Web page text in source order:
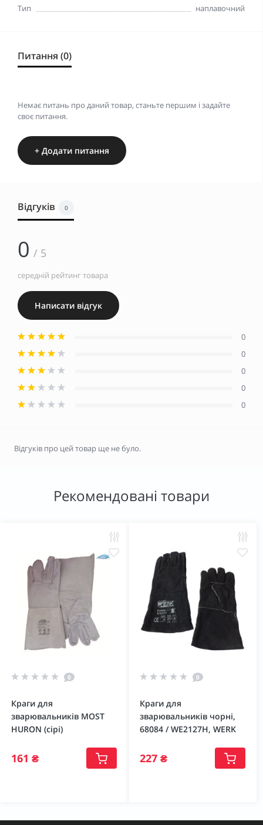
Тип
наплавочний
Питання (0)
Немає питань про даний товар, станьте першим і задайте
своє питання.
+ Додати питання
Відгуків 0
0 / 5
середній рейтинг товара
Написати відгук
0
0
0
0
0
Відгуків про цей товар ще не було.
Рекомендовані товари
0
Краги для
зварювальників MOST
HURON (сірі)
161 ₴
0
Краги для
зварювальників чорні,
68084 / WE2127H, WERK
227 ₴